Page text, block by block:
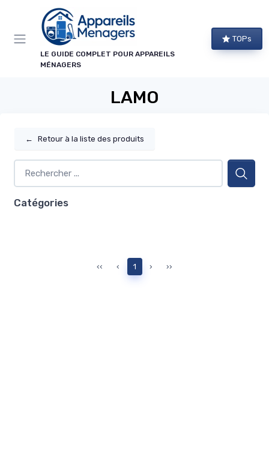
LE GUIDE COMPLET POUR APPAREILS
MÉNAGERS
TOPs
LAMO
← Retour à la liste des produits
Catégories
‹‹ ‹ 1 › ››
Panneau de gestion des cookies